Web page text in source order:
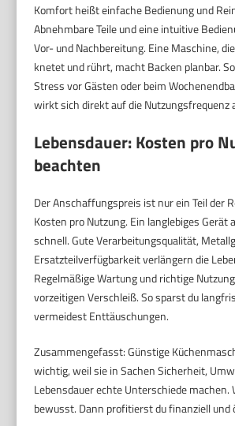
Komfort heißt einfache Bedienung und
Abnehmbare Teile und eine intuitive
Vor- und Nachbereitung. Eine Maschine,
knetet und rührt, macht Backen planbar.
Stress vor Gästen oder beim
wirkt sich direkt auf die Nutzungsfrequenz
Lebensdauer: Kosten pro
beachten
Der Anschaffungspreis ist nur ein Teil der
Kosten pro Nutzung. Ein langlebiges Gerät
schnell. Gute Verarbeitungsqualität,
Ersatzteilverfügbarkeit verlängern die
Regelmäßige Wartung und richtige
vorzeitigen Verschleiß. So sparst du
vermeidest Enttäuschungen.
Zusammengefasst: Günstige
wichtig, weil sie in Sachen Sicherheit,
Lebensdauer echte Unterschiede machen.
bewusst. Dann profitierst du finanziell und